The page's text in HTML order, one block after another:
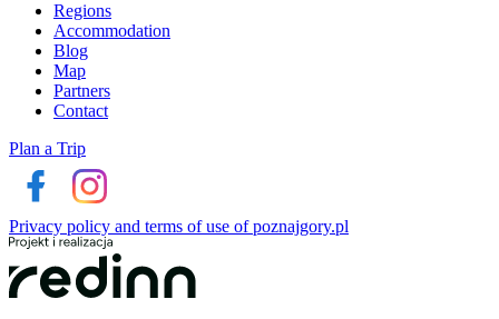
Regions
Accommodation
Blog
Map
Partners
Contact
Plan a Trip
Privacy policy and terms of use of poznajgory.pl